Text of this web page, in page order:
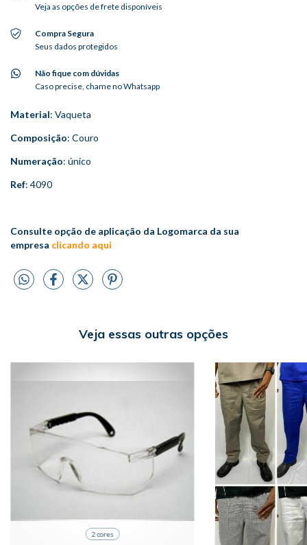
Veja as opções de frete disponíveis
Compra Segura
Seus dados protegidos
Não fique com dúvidas
Caso precise, chame no Whatsapp
Material: Vaqueta
Composição: Couro
Numeração: único
Ref: 4090
Consulte opção de aplicação da Logomarca da sua
empresa clicando aqui
Veja essas outras opções
2 cores